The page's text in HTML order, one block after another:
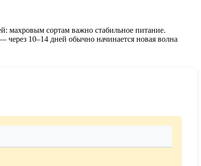
махровым сортам важно стабильное питание.
10–14 дней обычно начинается новая волна